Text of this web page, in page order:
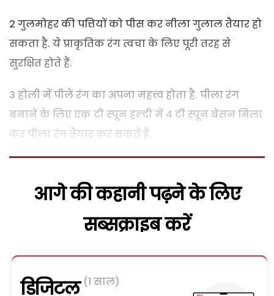
2 गुलमोहर की पत्तियों को पीस कर नीला गुलाल तैयार हो
सकता है. ये प्राकृतिक रंग त्वचा के लिए पूरी तरह से
सुरक्षित होते हैं.
3 होली में पीले रंग का अपना महत्त्व होता है. पीला रंग
बनाने के लिए एक टी स्पून हल्दी में 4 टी स्पून बेसन मिला
कर पीला रंग तैयार कर सकते हैं.
आगे की कहानी पढ़ने के लिए
सब्सक्राइब करें
डिजिटल (1 साल)